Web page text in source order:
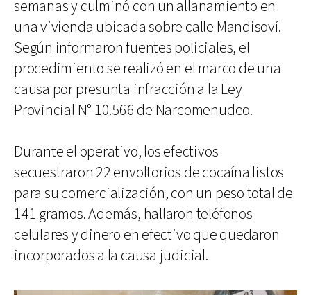
semanas y culminó con un allanamiento en
una vivienda ubicada sobre calle Mandisoví.
Según informaron fuentes policiales, el
procedimiento se realizó en el marco de una
causa por presunta infracción a la Ley
Provincial N° 10.566 de Narcomenudeo.
Durante el operativo, los efectivos
secuestraron 22 envoltorios de cocaína listos
para su comercialización, con un peso total de
141 gramos. Además, hallaron teléfonos
celulares y dinero en efectivo que quedaron
incorporados a la causa judicial.